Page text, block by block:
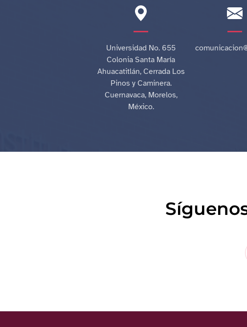
Universidad No. 655
Colonia Santa María
Ahuacatitlán, Cerrada Los
Pinos y Caminera.
Cuernavaca, Morelos,
México.